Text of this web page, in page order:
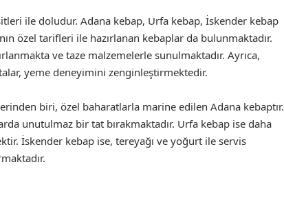
ile doludur. Adana kebap, Urfa kebap, İskender kebap
özel tarifleri ile hazırlanan kebaplar da bulunmaktadır.
ve taze malzemelerle sunulmaktadır. Ayrıca,
yeme deneyimini zenginleştirmektedir.
biri, özel baharatlarla marine edilen Adana kebaptır.
unutulmaz bir tat bırakmaktadır. Urfa kebap ise daha
İskender kebap ise, tereyağı ve yoğurt ile servis